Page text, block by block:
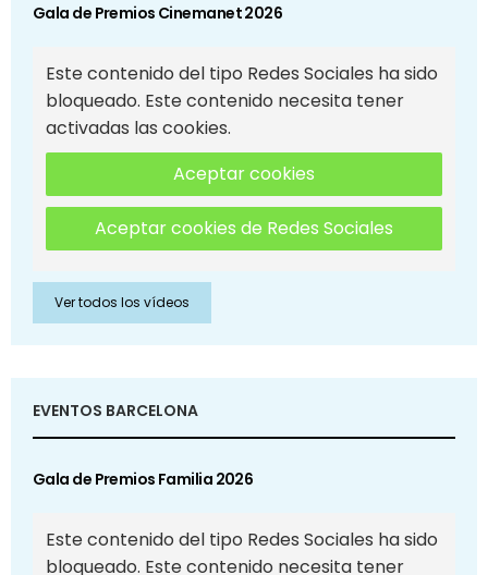
Gala de Premios Cinemanet 2026
Este contenido del tipo Redes Sociales ha sido
bloqueado. Este contenido necesita tener
activadas las cookies.
Aceptar cookies
Aceptar cookies de Redes Sociales
Ver todos los vídeos
EVENTOS BARCELONA
Gala de Premios Familia 2026
Este contenido del tipo Redes Sociales ha sido
bloqueado. Este contenido necesita tener